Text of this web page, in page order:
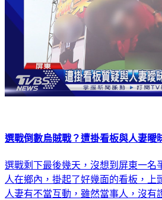
選戰倒數烏賊戰？遭掛看板與人妻
選戰剩下最後幾天，沒想到屏東一名
人在鄉內，掛起了好幾面的看板，上
人妻有不當互動，雖然當事人，沒有